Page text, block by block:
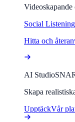
Social Listening
Hitta och
AI Studio
Skapa
UpptäckVår